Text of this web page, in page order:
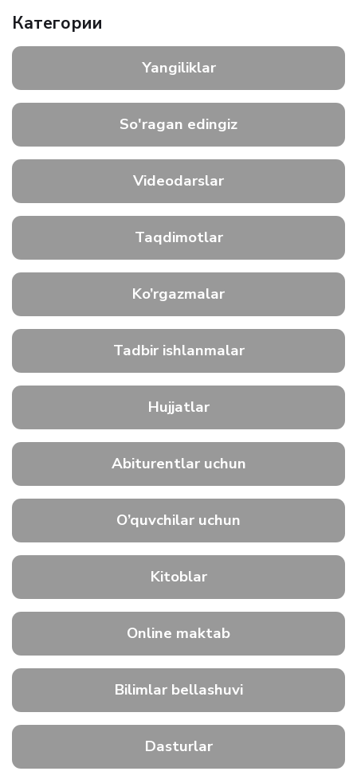
Категории
Yangiliklar
So'ragan edingiz
Videodarslar
Taqdimotlar
Ko’rgazmalar
Tadbir ishlanmalar
Hujjatlar
Abiturentlar uchun
O’quvchilar uchun
Kitoblar
Online maktab
Bilimlar bellashuvi
Dasturlar